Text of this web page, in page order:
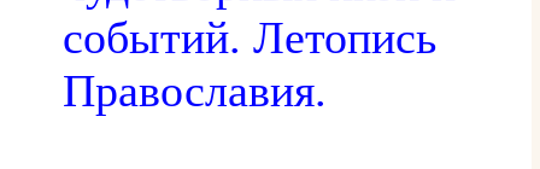
событий. Летопись
Православия.